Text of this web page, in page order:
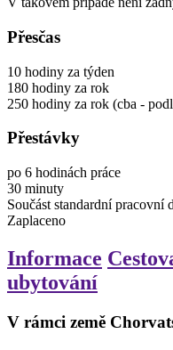
Přesčas
10 hodiny za týden
180 hodiny za rok
250 hodiny za rok (cba -
Přestávky
po 6 hodinách práce
30 minuty
Součást standardní pracovní
Zaplaceno
Informace
ubytování
V rámci země